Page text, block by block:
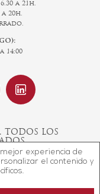
experiencia de
el contenido y
a 21h.
a 20h.
14:00
TODOS LOS